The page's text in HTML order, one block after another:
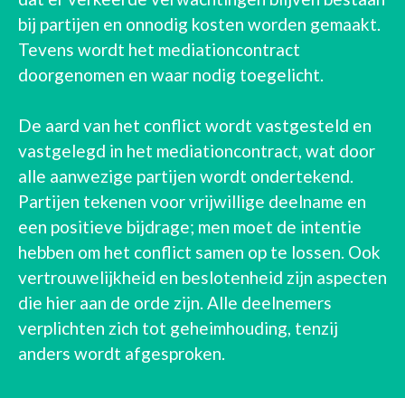
bij partijen en onnodig kosten worden gemaakt.
Tevens wordt het mediationcontract
doorgenomen en waar nodig toegelicht.
De aard van het conflict wordt vastgesteld en
vastgelegd in het mediationcontract, wat door
alle aanwezige partijen wordt ondertekend.
Partijen tekenen voor vrijwillige deelname en
een positieve bijdrage; men moet de intentie
hebben om het conflict samen op te lossen. Ook
vertrouwelijkheid en beslotenheid zijn aspecten
die hier aan de orde zijn. Alle deelnemers
verplichten zich tot geheimhouding, tenzij
anders wordt afgesproken.